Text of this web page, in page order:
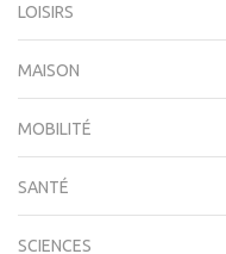
LOISIRS
MAISON
MOBILITÉ
SANTÉ
SCIENCES